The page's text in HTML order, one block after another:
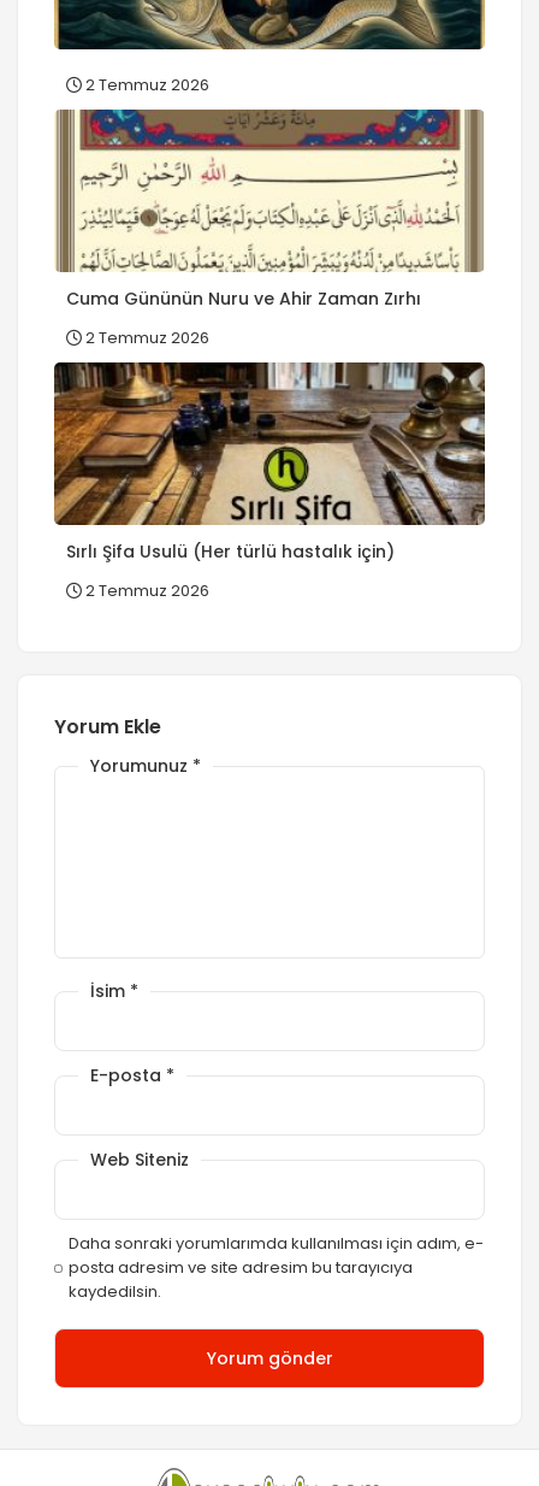
2 Temmuz 2026
Cuma Gününün Nuru ve Ahir Zaman Zırhı
2 Temmuz 2026
Sırlı Şifa Usulü (Her türlü hastalık için)
2 Temmuz 2026
Yorum Ekle
Yorumunuz *
İsim *
E-posta *
Web Siteniz
Daha sonraki yorumlarımda kullanılması için adım, e-
posta adresim ve site adresim bu tarayıcıya
kaydedilsin.